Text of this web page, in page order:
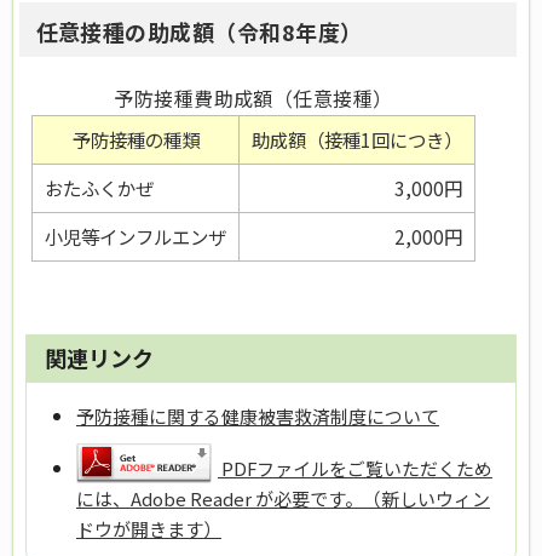
任意接種の助成額（令和8年度）
予防接種費助成額（任意接種）
予防接種の種類
助成額（接種1回につき）
おたふくかぜ
3,000円
小児等インフルエンザ
2,000円
関連リンク
予防接種に関する健康被害救済制度について
PDFファイルをご覧いただくため
には、Adobe Reader が必要です。（新しいウィン
ドウが開きます）